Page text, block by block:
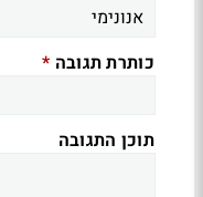
כותרת תגובה *
תוכן התגובה